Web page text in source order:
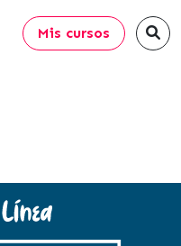
Mis cursos